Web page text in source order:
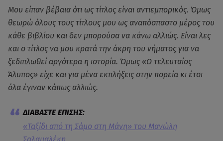
Μου είπαν βέβαια ότι ως τίτλος είναι αντιεμπορικός. Όμως
θεωρώ όλους τους τίτλους μου ως αναπόσπαστο μέρος του
κάθε βιβλίου και δεν μπορούσα να κάνω αλλιώς. Είναι λες
και ο τίτλος να μου κρατά την άκρη του νήματος για να
ξεδιπλωθεί αργότερα η ιστορία. Όμως «Ο τελευταίος
Άλυπος» είχε και για μένα εκπλήξεις στην πορεία κι έτσι
όλα έγιναν κάπως αλλιώς.
«Ταξίδι από τη Σάμο στη Μάνη» του Μανώλη